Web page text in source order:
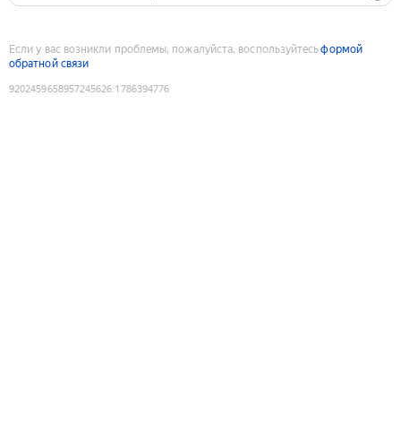
Если у вас возникли проблемы, пожалуйста, воспользуйтесьформой
обратной связи
9202459658957245626:1786394776